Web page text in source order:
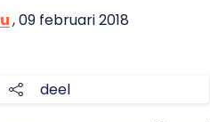
, 09 februari 2018
deel